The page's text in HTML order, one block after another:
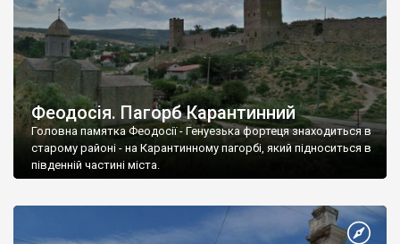
Феодосія. Пагорб Карантинний
Головна памятка Феодосії - Генуезька фортеця знаходиться в
старому районі - на Карантинному пагорбі, який підноситься в
південній частині міста.